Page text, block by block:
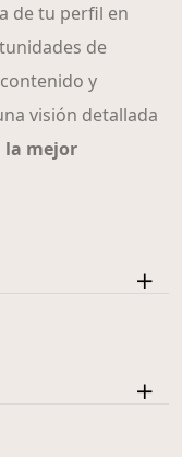
de tu perfil en
de
y
visión detallada
la mejor